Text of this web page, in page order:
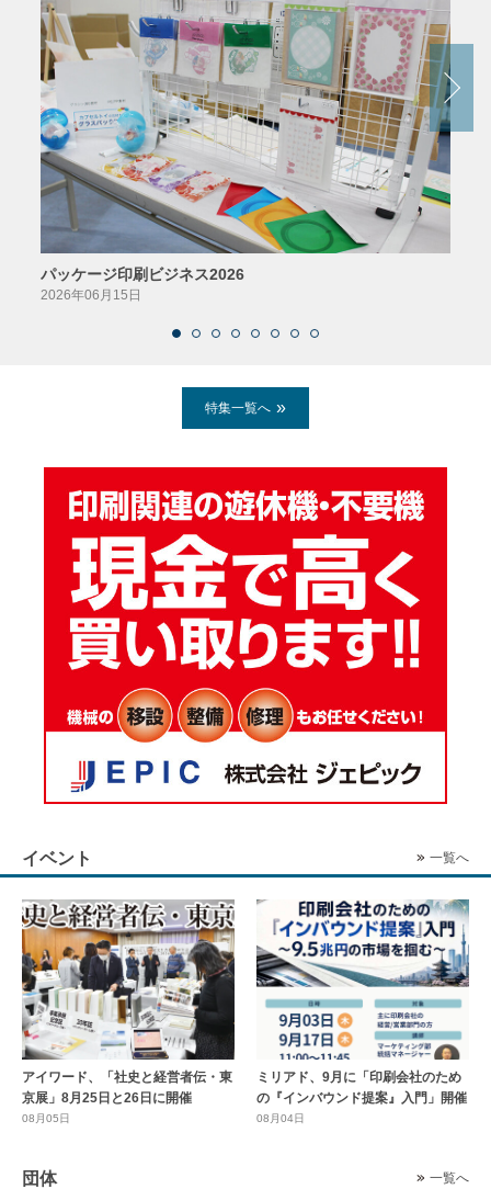
パッケージ印刷ビジネス2026
2026年06月15日
特集一覧へ
イベント 一覧へ
アイワード、「社史と経営者伝・東
京展」8月25日と26日に開催
08月05日
ミリアド、9月に「印刷会社のため
の『インバウンド提案』入門」開催
08月04日
団体 一覧へ